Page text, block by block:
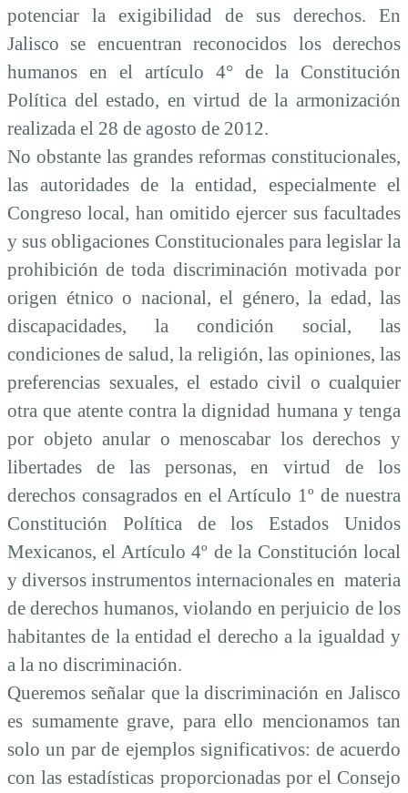
potenciar la exigibilidad de sus derechos. En
Jalisco se encuentran reconocidos los derechos
humanos en el artículo 4° de la Constitución
Política del estado, en virtud de la armonización
realizada el 28 de agosto de 2012.
No obstante las grandes reformas constitucionales,
las autoridades de la entidad, especialmente el
Congreso local, han omitido ejercer sus facultades
y sus obligaciones Constitucionales para legislar la
prohibición de toda discriminación motivada por
origen étnico o nacional, el género, la edad, las
discapacidades, la condición social, las
condiciones de salud, la religión, las opiniones, las
preferencias sexuales, el estado civil o cualquier
otra que atente contra la dignidad humana y tenga
por objeto anular o menoscabar los derechos y
libertades de las personas, en virtud de los
derechos consagrados en el Artículo 1º de nuestra
Constitución Política de los Estados Unidos
Mexicanos, el Artículo 4º de la Constitución local
y diversos instrumentos internacionales en materia
de derechos humanos, violando en perjuicio de los
habitantes de la entidad el derecho a la igualdad y
a la no discriminación.
Queremos señalar que la discriminación en Jalisco
es sumamente grave, para ello mencionamos tan
solo un par de ejemplos significativos: de acuerdo
conlas estadísticas proporcionadas por el Consejo